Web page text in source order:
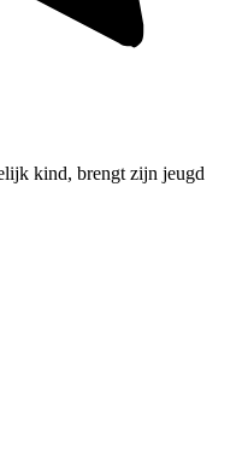
kind, brengt zijn jeugd